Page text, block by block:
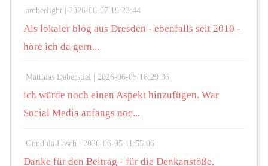
amberlight | 2026-06-07 19:23:44
Als lokaler blog aus Dresden - ebenfalls seit 2010 -
höre ich da gern...
Matthias Daberstiel | 2026-06-05 16:29:36
ich würde noch einen Aspekt hinzufügen. War
Social Media anfangs noc...
Gundula Lasch | 2026-06-05 11:55:06
Danke für den Beitrag - für die Denkanstöße,